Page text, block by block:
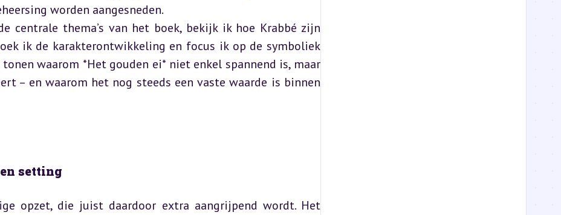
worden aangesneden.
centrale thema’s van het boek, bekijk ik hoe Krabbé zijn
ik de karakterontwikkeling en focus ik op de symboliek
waarom *Het gouden ei* niet enkel spannend is, maar
– en waarom het nog steeds een vaste waarde is binnen
setting
opzet, die juist daardoor extra aangrijpend wordt. Het